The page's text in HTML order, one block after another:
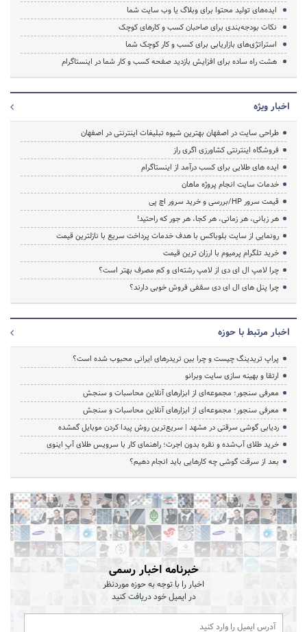
ایده‌های تولید محتوا برای وبلاگ یا وب سایت شما
نکات بودجه‌بندی برای صاحبان کسب و کارهای کوچک
استراتژی‌های بازاریابی برای کسب و کار کوچک شما
هشت راه ساده برای افزایش بازدید صفحه کسب و کار شما در اینستاگرام
اخبار ویژه
طراحی سایت در اصفهان بهترین شیوه تبلیغات اینترنتی در اصفهان
فروشگاه اینترنتی کشاورزی اگری راز
ایده های طلایی برای کسب درآمد از اینستاگرام
خدمات سایت انجام پروژه ماهان
قیمت سرور HP/بررسی و خرید سرور اچ پی
هر زبانی، هر زمانی، هر کجا، هر جور که راحتید!
رونمایی از سایت بلوباکس با هدف خدمات پرداخت سریع با نازلترین قیمت
خرید تلگرام پرمیوم با ارزان ترین قیمت
چرا لامپ ال ای دی از لامپ رشته‌ای و کم مصرف بهتر است؟
چرا پنل های ال ای دی سقفی فروش خوبی دارند؟
اخبار مرتبط با حوزه
پراپ تریدینگ چیست و چرا بین تریدرهای ایرانی محبوب شده است؟
ارتقا و بهینه سازی سایت وبرانو
معرفی سنجور؛ مجموعه‌ای از ابزارهای آنلاین محاسبات و سنجش
معرفی سنجور؛ مجموعه‌ای از ابزارهای آنلاین محاسبات و سنجش
ردیابی گوشی سرقتی در مشهد | سریع‌ترین روش پیدا کردن موبایل گمشده
خرید طلای آب‌شده و نقره بدون اجرت؛ راهنمای کار با سرویس طلای آپِ اینوی
بعد از سرقت گوشی چه کارهایی باید انجام دهیم؟
خبرنامه اخبار رسمی
اخبار را با توجه به حوزه موردنظر
در ایمیل خود دریافت کنید